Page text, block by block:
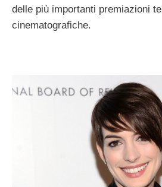
delle più importanti premiazioni
cinematografiche.